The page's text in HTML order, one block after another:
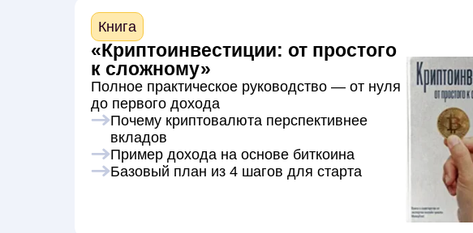
Книга
«Криптоинвестиции: от простого
к сложному»
Полное практическое руководство — от нуля
до первого дохода
Почему криптовалюта перспективнее
вкладов
Пример дохода на основе биткоина
Базовый план из 4 шагов для старта